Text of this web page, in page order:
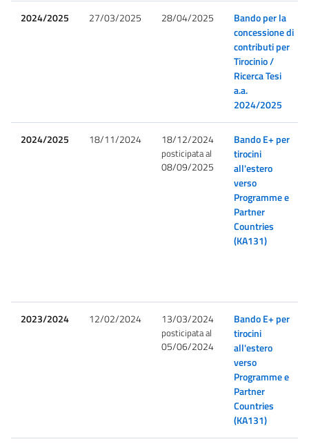
2024/2025 27/03/2025 28/04/2025
Bando per la
concessione di
contributi per
Tirocinio /
Ricerca Tesi
a.a.
2024/2025
2024/2025 18/11/2024 18/12/2024
posticipata al
08/09/2025
Bando E+ per
tirocini
all'estero
verso
Programme e
Partner
Countries
(KA131)
2023/2024 12/02/2024 13/03/2024
posticipata al
05/06/2024
Bando E+ per
tirocini
all'estero
verso
Programme e
Partner
Countries
(KA131)